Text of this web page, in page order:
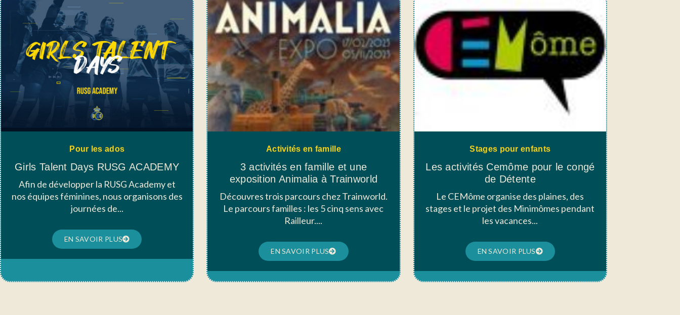
Pour les ados
Girls Talent Days RUSG ACADEMY
Afin de développer la RUSG Academy et
nos équipes féminines, nous organisons des
journées de...
EN SAVOIR PLUS
Activités en famille
3 activités en famille et une
exposition Animalia à Trainworld
Découvres trois parcours chez Trainworld.
Le parcours familles : les 5 cinq sens avec
Railleur....
EN SAVOIR PLUS
Stages pour enfants
Les activités Cemôme pour le congé
de Détente
Le CEMôme organise des plaines, des
stages et le projet des Minimômes pendant
les vacances...
EN SAVOIR PLUS